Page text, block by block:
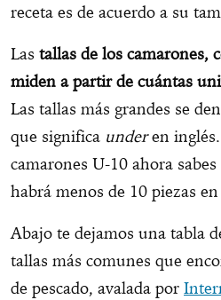
receta es de acuerdo a su
Las tallas de los camarones,
miden a partir de cuántas
Las tallas más grandes se
que significa underen
camarones U-10 ahora
habrá menos de 10 piezas
Abajo te dejamos una tabla
tallas más comunes que
de pescado, avalada por